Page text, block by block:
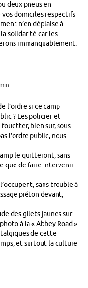
deux pneus en
vos domiciles respectifs
n’en déplaise à
solidarité car les
immanquablement.
l’ordre si ce camp
? Les policier et
bien sur, sous
l’ordre public, nous
le quitteront, sans
que de faire intervenir
sans trouble à
piéton devant,
des gilets jaunes sur
à la « Abbey Road »
de cette
et surtout la culture